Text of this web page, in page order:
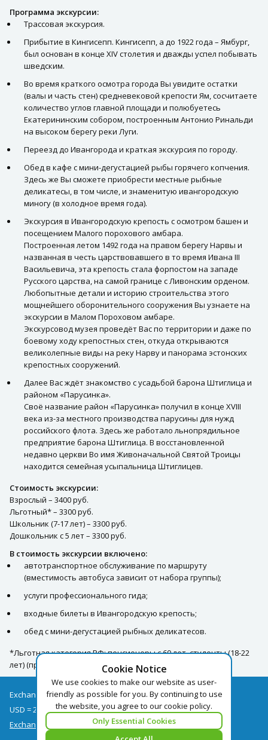
Программа экскурсии:
Трассовая экскурсия.
Прибытие в Кингисепп. Кингисепп, а до 1922 года – Ямбург,
был основан в конце XIV столетия и дважды успел побывать
шведским.
Во время краткого осмотра города Вы увидите остатки
(валы и часть стен) средневековой крепости Ям, сосчитаете
количество углов главной площади и полюбуетесь
Екатерининским собором, построенным Антонио Ринальди
на высоком берегу реки Луги.
Переезд до Ивангорода и краткая экскурсия по городу.
Обед в кафе с мини-дегустацией рыбы горячего копчения.
Здесь же Вы сможете приобрести местные рыбные
деликатесы, в том числе, и знаменитую ивангородскую
миногу (в холодное время года).
Экскурсия в Ивангородскую крепость с осмотром башен и
посещением Малого порохового амбара.
Построенная летом 1492 года на правом берегу Нарвы и
названная в честь царствовавшего в то время Ивана III
Васильевича, эта крепость стала форпостом на западе
Русского царства, на самой границе с Ливонским орденом.
Любопытные детали и историю строительства этого
мощнейшего оборонительного сооружения Вы узнаете на
экскурсии в Малом Пороховом амбаре.
Экскурсовод музея проведёт Вас по территории и даже по
боевому ходу крепостных стен, откуда открываются
великолепные виды на реку Нарву и панорама эстонских
крепостных сооружений.
Далее Вас ждёт знакомство с усадьбой барона Штиглица и
районом «Парусинка».
Своё название район «Парусинка» получил в конце XVIII
века из-за местного производства парусины для нужд
российского флота. Здесь же работало льнопрядильное
предприятие барона Штиглица. В восстановленной
недавно церкви Во имя Живоначальной Святой Троицы
находится семейная усыпальница Штиглицев.
Стоимость экскурсии:
Взрослый – 3400 руб.
Льготный* – 3300 руб.
Школьник (7-17 лет) – 3300 руб.
Дошкольник с 5 лет – 3300 руб.
В стоимость экскурсии включено:
автотранспортное обслуживание по маршруту
(вместимость автобуса зависит от набора группы);
услуги профессионального гида;
входные билеты в Ивангородскую крепость;
обед с мини-дегустацией рыбных деликатесов.
*Льготная категория РФ: пенсионеры с 60 лет, студенты (18-22
лет) (при наличии соответствующих документов).
Cookie Notice
We use cookies to make our website as user-
friendly as possible for you. By continuing to use
the website, you agree to our cookie policy.
Only Essential Cookies
Exchange rates as of 08/08
USD = 2.67
EUR = 3.09
Exchange rate archive